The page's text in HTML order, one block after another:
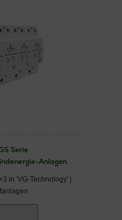
Serie
Anlagen
in 'VG-Technology' |